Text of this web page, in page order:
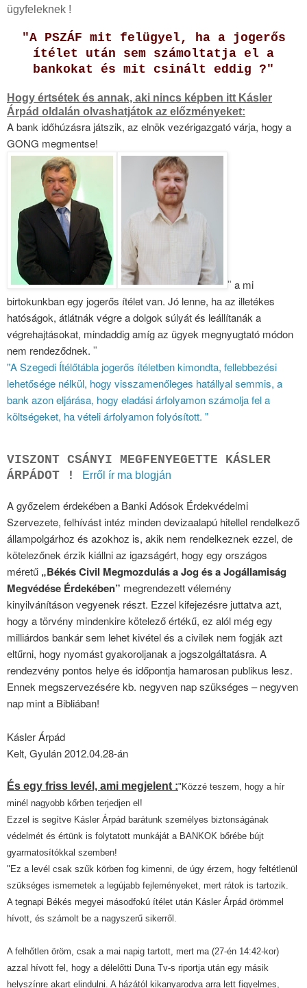
ügyfeleknek !
"A PSZÁF mit felügyel, ha a jogerős
ítélet után sem számoltatja el a
bankokat és mit csinált eddig ?"
Hogy értsétek és annak, aki nincs képben itt Kásler
Árpád oldalán olvashatjátok az előzményeket:
A bank időhúzásra játszik, az elnök vezérigazgató várja, hogy a
GONG megmentse!
" a mi
birtokunkban egy jogerős ítélet van. Jó lenne, ha az illetékes
hatóságok, átlátnák végre a dolgok súlyát és leállítanák a
végrehajtásokat, mindaddig amíg az ügyek megnyugtató módon
nem rendeződnek. "
"A Szegedi Ítélőtábla jogerős ítéletben kimondta, fellebbezési
lehetősége nélkül, hogy visszamenőleges hatállyal semmis, a
bank azon eljárása, hogy eladási árfolyamon számolja fel a
költségeket, ha vételi árfolyamon folyósított. "
VISZONT CSÁNYI MEGFENYEGETTE KÁSLER
ÁRPÁDOT !
Erről ír ma blogján
A győzelem érdekében a Banki Adósok Érdekvédelmi
Szervezete, felhívást intéz minden devizaalapú hitellel rendelkező
állampolgárhoz és azokhoz is, akik nem rendelkeznek ezzel, de
kötelezőnek érzik kiállni az igazságért, hogy egy országos
méretű „Békés Civil Megmozdulás a Jog és a Jogállamiság
Megvédése Érdekében” megrendezett vélemény
kinyilvánításon vegyenek részt. Ezzel kifejezésre juttatva azt,
hogy a törvény mindenkire kötelező értékű, ez alól még egy
milliárdos bankár sem lehet kivétel és a civilek nem fogják azt
eltűrni, hogy nyomást gyakoroljanak a jogszolgáltatásra. A
rendezvény pontos helye és időpontja hamarosan publikus lesz.
Ennek megszervezésére kb. negyven nap szükséges – negyven
nap mint a Bibliában!
Kásler Árpád
Kelt, Gyulán 2012.04.28-án
És egy friss levél, ami megjelent :"Közzé teszem, hogy a hír
minél nagyobb kőrben terjedjen el!
Ezzel is segítve Kásler Árpád barátunk személyes biztonságának
védelmét és értünk is folytatott munkáját a BANKOK bőrébe bújt
gyarmatosítókkal szemben!
"Ez a levél csak szűk körben fog kimenni, de úgy érzem, hogy feltétlenül
szükséges ismernetek a legújabb fejleményeket, mert rátok is tartozik.
A tegnapi Békés megyei másodfokú ítélet után Kásler Árpád örömmel
hívott, és számolt be a nagyszerű sikerről.
A felhőtlen öröm, csak a mai napig tartott, mert ma (27-én 14:42-kor)
azzal hívott fel, hogy a délelőtti Duna Tv-s riportja után egy másik
helyszínre akart elindulni. A házától kikanyarodva arra lett figyelmes,